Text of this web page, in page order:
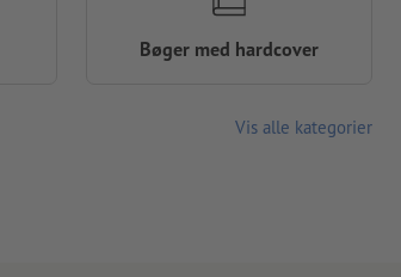
Bøger med hardcover
Vis alle kategorier